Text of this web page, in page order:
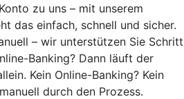
zu uns – mit unserem
das einfach, schnell und sicher.
– wir unterstützen Sie Schritt
Banking? Dann läuft der
Kein Online-Banking? Kein
durch den Prozess.